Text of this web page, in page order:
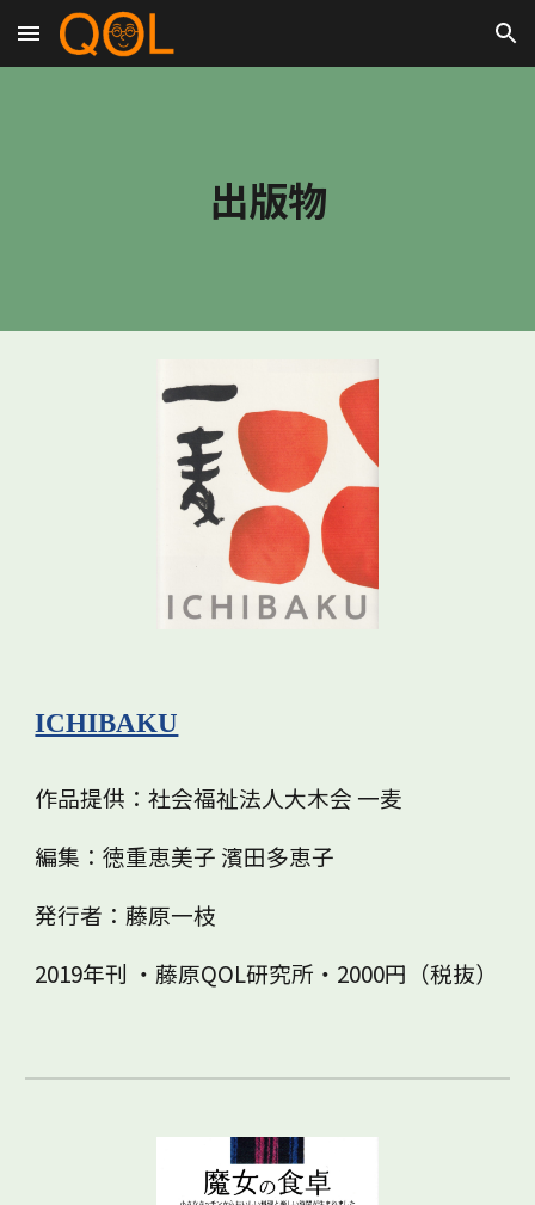
Skip to main content Skip to navigation
出版物
ICHIBAKU
作品提供：社会福祉法人大木会 一麦
編集：徳重恵美子 濱田多恵子
発行者：藤原一枝
2019年刊 ・藤原QOL研究所・2000円（税抜）